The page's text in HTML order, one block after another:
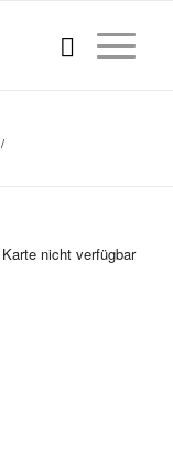
/
Karte nicht verfügbar